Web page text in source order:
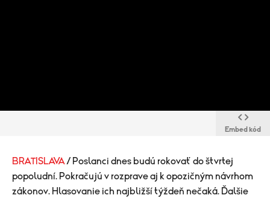
Embed kód
BRATISLAVA / Poslanci dnes budú rokovať do štvrtej
popoludní. Pokračujú v rozprave aj k opozičným návrhom
zákonov. Hlasovanie ich najbližší týždeň nečaká. Ďalšie